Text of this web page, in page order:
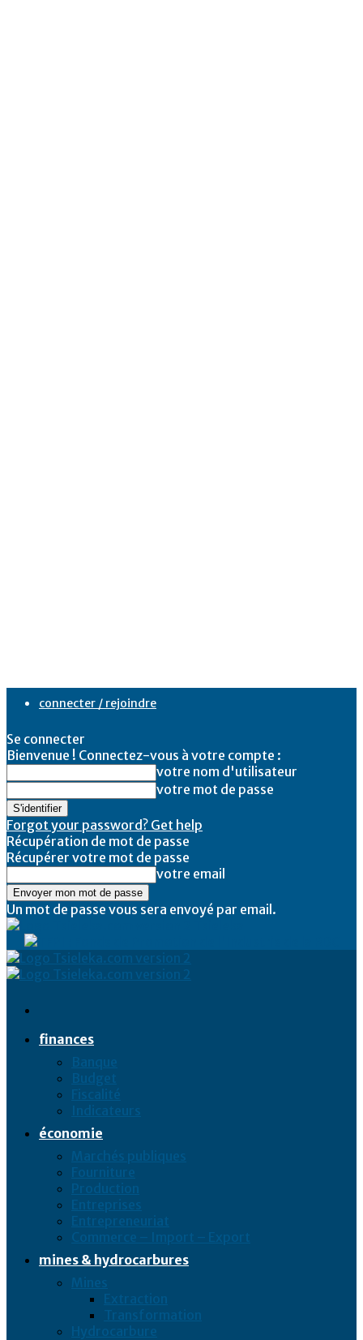
connecter / rejoindre
Se connecter
Bienvenue ! Connectez-vous à votre compte :
votre nom d'utilisateur
votre mot de passe
Forgot your password? Get help
Récupération de mot de passe
Récupérer votre mot de passe
votre email
Un mot de passe vous sera envoyé par email.
finances
Banque
Budget
Fiscalité
Indicateurs
économie
Marchés publiques
Fourniture
Production
Entreprises
Entrepreneuriat
Commerce – Import – Export
mines & hydrocarbures
Mines
Extraction
Transformation
Hydrocarbure